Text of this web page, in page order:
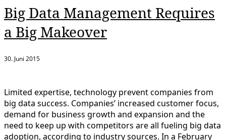
Big Data Management Requires
a Big Makeover
30. Juni 2015
Limited expertise, technology prevent companies from
big data success. Companies’ increased customer focus,
demand for business growth and expansion and the
need to keep up with competitors are all fueling big data
adoption, according to industry sources. In a February